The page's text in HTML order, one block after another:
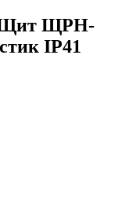
Щит ЩРН-
IP41